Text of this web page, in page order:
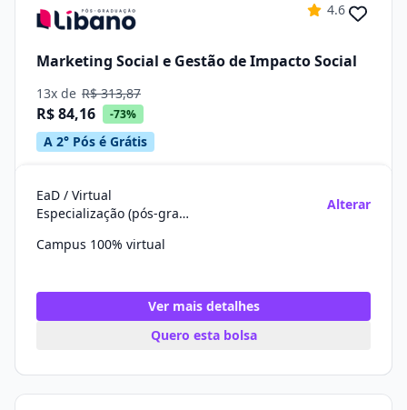
4.6
Marketing Social e Gestão de Impacto Social
13x de R$ 313,87
R$ 84,16 -73%
A 2° Pós é Grátis
EaD / Virtual
Especialização (pós-graduação)
Alterar
Campus 100% virtual
Ver mais detalhes
Quero esta bolsa